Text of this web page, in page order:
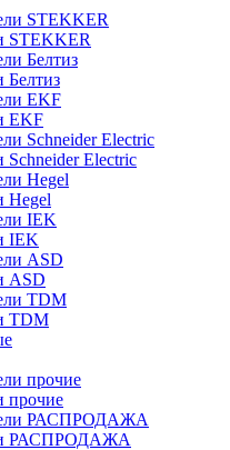
STEKKER
Белтиз
EKF
Schneider Electric
Hegel
IEK
ASD
TDM
прочие
РАСПРОДАЖА